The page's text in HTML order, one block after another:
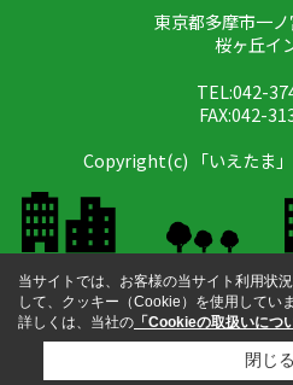
東京都多摩市一
桜ヶ丘イ
TEL:042-
FAX:042-
Copyright(c) 「いえたま
当サイトでは、お客様の当サイト利用状
して、クッキー（Cookie）を使用していま
詳しくは、当社の 「Cookieの取扱いにつ
閉じる